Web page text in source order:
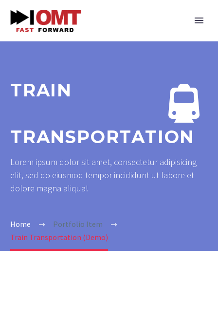


TRAIN
TRANSPORTATION
Lorem ipsum dolor sit amet, consectetur adipisicing
elit, sed do eiusmod tempor incididunt ut labore et
dolore magna aliqua!
Home
Portfolio Item
Train Transportation (Demo)